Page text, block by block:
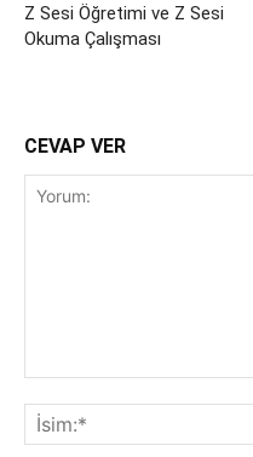
Z Sesi Öğretimi ve Z Sesi
Okuma Çalışması
CEVAP VER